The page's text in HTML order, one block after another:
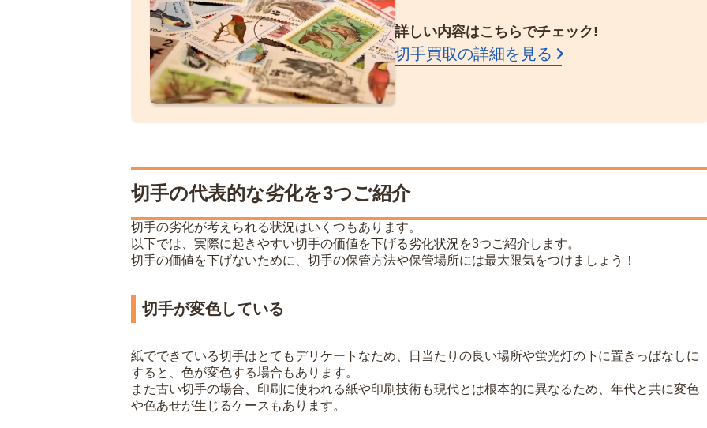
詳しい内容はこちらでチェック!
切手買取の詳細を見る
切手の代表的な劣化を3つご紹介
切手の劣化が考えられる状況はいくつもあります。
以下では、実際に起きやすい切手の価値を下げる劣化状況を3つご紹介します。
切手の価値を下げないために、切手の保管方法や保管場所には最大限気をつけましょう！
切手が変色している
紙でできている切手はとてもデリケートなため、日当たりの良い場所や蛍光灯の下に置きっぱなしに
すると、色が変色する場合もあります。
また古い切手の場合、印刷に使われる紙や印刷技術も現代とは根本的に異なるため、年代と共に変色
や色あせが生じるケースもあります。